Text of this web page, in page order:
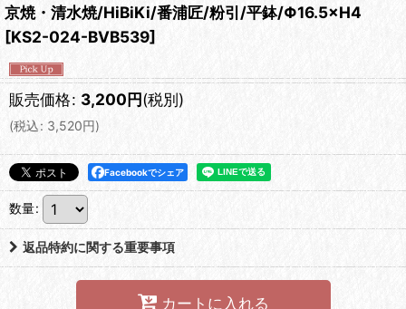
京焼・清水焼/HiBiKi/番浦匠/粉引/平鉢/Φ16.5×H4
[KS2-024-BVB539]
販売価格: 3,200円(税別)
(税込: 3,520円)
Facebookでシェア
数量:
返品特約に関する重要事項
カートに入れる